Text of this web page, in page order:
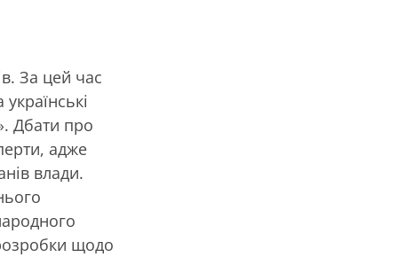
За цей час
Дбати про
адже
влади.
щодо